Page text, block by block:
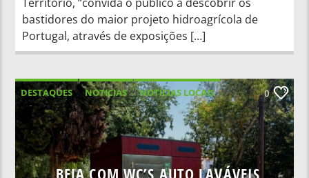
bastidores do maior projeto hidroagrícola de
Portugal, através de exposições […]
DESTAQUES NOTICIAS
NOTÍCIAS LOCAIS
NOTÍCIAS NACIONAIS
0